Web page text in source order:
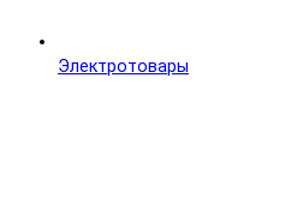
Электротовары